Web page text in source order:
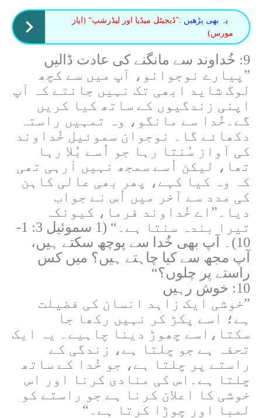
یہ بھی پڑھیں :”ڈیجیٹل میڈیا اور لیڈرشپ“ (ایاز
مورس)
9: خُداوند سے مانگنے کی عادت ڈالیں
”پیارے نوجوانو، آپ میں سے کچھ
لوگ شاید ابھی تک نہیں جانتے کہ آپ
اپنی زندگیوں کے ساتھ کیا کریں
گے۔خُدا سے مانگو، وہ تمہیں راستہ
دکھائے گا۔ نوجوان سموئیل خُداوند
کی آواز سُنتا رہا جو اُسے بُلا رہا
تھا، لیکن اُسے سمجھ نہیں آرہی تھی
کہ وہ کیا کہے، پھر بھی عالی کاہن
کی مدد سے آخر میں اُس نے جواب
دیا۔”اے خُداوند فرما، کیونکہ
تیرا بندہ سنتا ہے۔“ (1 سموئیل 3: 1-
10)۔ آپ بھی خُدا سے پوچھ سکتے ہیں،
آپ مجھ سے کیا چاہتے ہیں؟ میں کس
راستے پر چلوں؟“
10: خوش رہیں
”خوشی ایک زاہد انسان کی فضیلت
ہے؛ اسے پکڑ کر نہیں رکھا جا
سکتا،اسے چھوڑ دینا چاہیے۔ یہ ایک
تحفہ ہے جو چلتا ہے، زندگی کے
راستے پر چلتا ہے، جو خُدا کے ساتھ
چلتا ہے۔اس کی منادی کرنا اور اس
خوشی کا اعلان کرنا ہے جو راستے کو
لمبا اور چوڑا کرتا ہے۔“